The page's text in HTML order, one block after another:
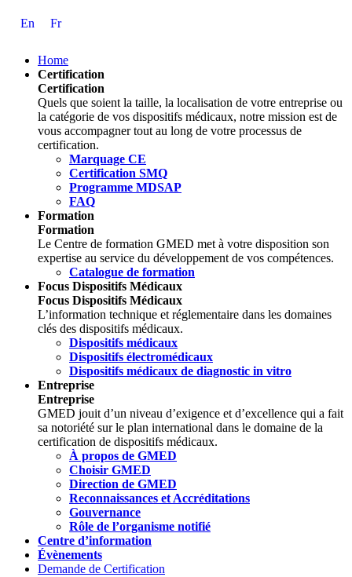
En Fr
Home
Certification
Certification
Quels que soient la taille, la localisation de votre entreprise ou
la catégorie de vos dispositifs médicaux, notre mission est de
vous accompagner tout au long de votre processus de
certification.
Marquage CE
Certification SMQ
Programme MDSAP
FAQ
Formation
Formation
Le Centre de formation GMED met à votre disposition son
expertise au service du développement de vos compétences.
Catalogue de formation
Focus Dispositifs Médicaux
Focus Dispositifs Médicaux
L’information technique et réglementaire dans les domaines
clés des dispositifs médicaux.
Dispositifs médicaux
Dispositifs électromédicaux
Dispositifs médicaux de diagnostic in vitro
Entreprise
Entreprise
GMED jouit d’un niveau d’exigence et d’excellence qui a fait
sa notoriété sur le plan international dans le domaine de la
certification de dispositifs médicaux.
À propos de GMED
Choisir GMED
Direction de GMED
Reconnaissances et Accréditations
Gouvernance
Rôle de l’organisme notifié
Centre d’information
Évènements
Demande de Certification